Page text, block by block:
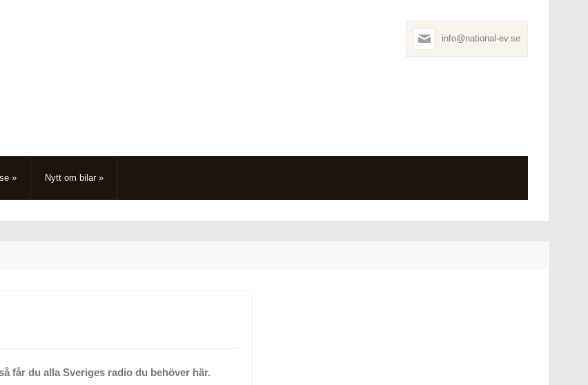
info@national-ev.se
» Nytt om bilar»
får du alla Sveriges radio du behöver här.